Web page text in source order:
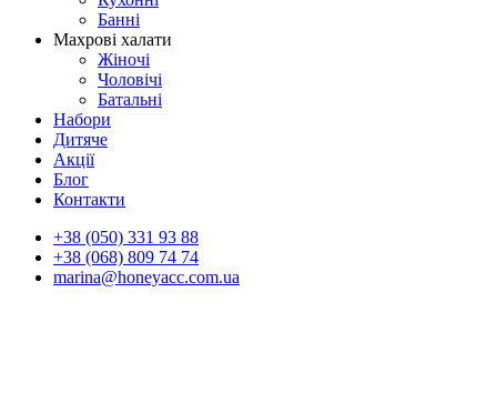
Банні
Махрові халати
Жіночі
Чоловічі
Батальні
Набори
Дитяче
Акції
Блог
Контакти
+38 (050) 331 93 88
+38 (068) 809 74 74
marina@honeyacc.com.ua